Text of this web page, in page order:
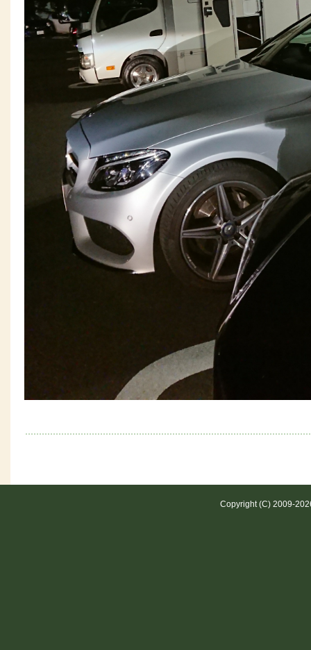
Copyright (C) 2009-